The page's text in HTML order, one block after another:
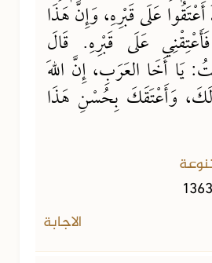
عَلَى قَبْرِهِ، وَإِنَّ هَذَا
عَلَى قَبْرِهِ. قَالَ
يَا أَخَا العَرَبِ، إِنَّ اللهَ
وَأَعْتَقَكَ بِحُسْنِ هَذَا
الاجابة